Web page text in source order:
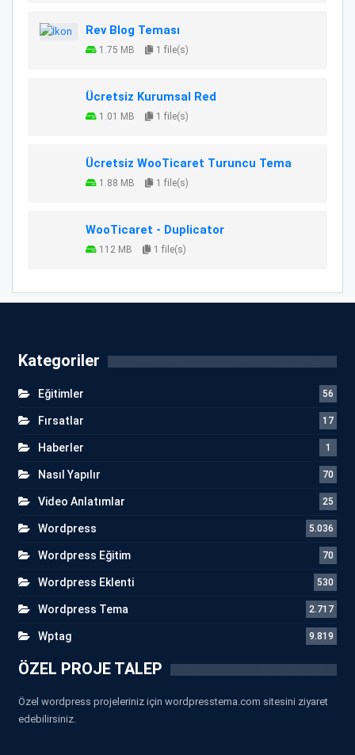
Rev Blog Teması
1.75 MB 1 file(s)
Ücretsiz Kurumsal Red
1.01 MB 1 file(s)
Ücretsiz WooTicaret Turuncu Tema
1.88 MB 1 file(s)
WooTicaret - Duplicator
112 MB 1 file(s)
Kategoriler
Eğitimler 56
Fırsatlar 17
Haberler 1
Nasıl Yapılır 70
Video Anlatımlar 25
Wordpress 5.036
Wordpress Eğitim 70
Wordpress Eklenti 530
Wordpress Tema 2.717
Wptag 9.819
ÖZEL PROJE TALEP
Özel wordpress projeleriniz için wordpresstema.com sitesini ziyaret
edebilirsiniz.